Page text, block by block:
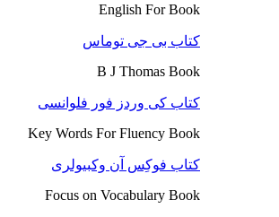
English For Book
کتاب بی جی توماس
B J Thomas Book
کتاب کی وردز فور فلوانسی
Key Words For Fluency Book
کتاب فوکِس آن وکبیولری
Focus on Vocabulary Book